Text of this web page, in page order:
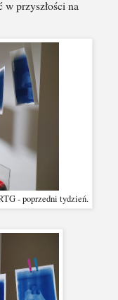
przyszłości na
- poprzedni tydzień.